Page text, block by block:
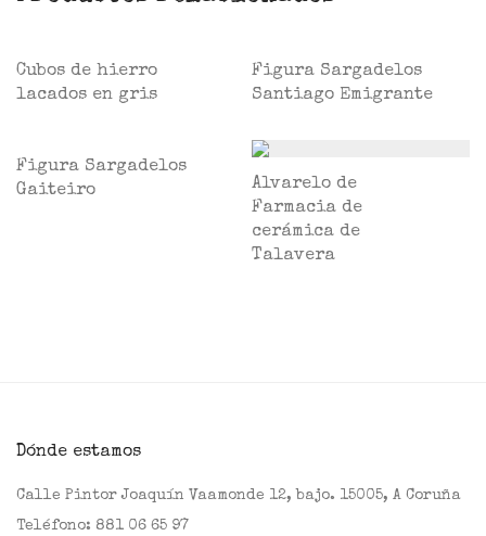
Cubos de hierro
lacados en gris
Figura Sargadelos
Santiago Emigrante
Figura Sargadelos
Gaiteiro
Alvarelo de
Farmacia de
cerámica de
Talavera
Dónde estamos
Calle Pintor Joaquín Vaamonde 12, bajo. 15005, A Coruña
Teléfono: 881 06 65 97